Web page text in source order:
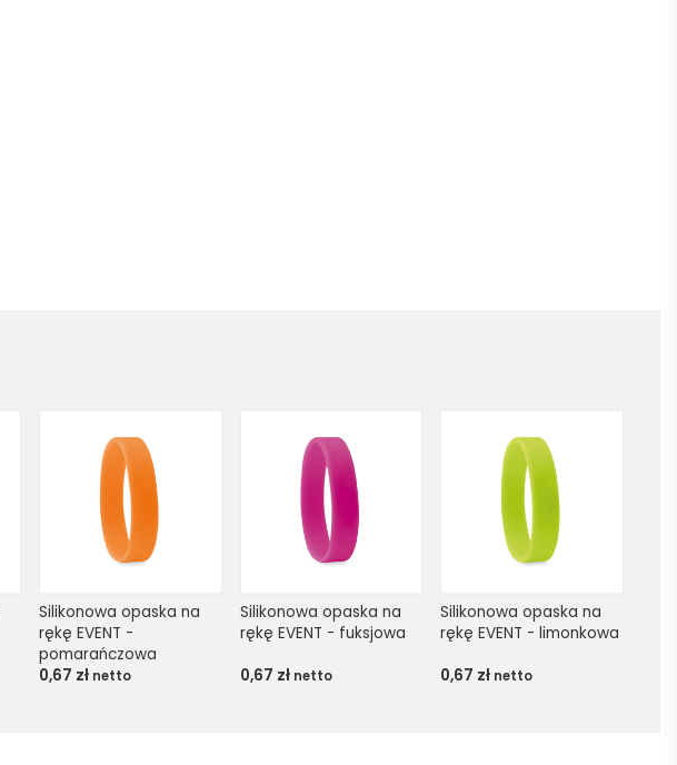
Silikonowa opaska na
rękę EVENT -
pomarańczowa
0,67 zł netto
Silikonowa opaska na
rękę EVENT - fuksjowa
0,67 zł netto
Silikonowa opaska na
rękę EVENT - limonkowa
0,67 zł netto